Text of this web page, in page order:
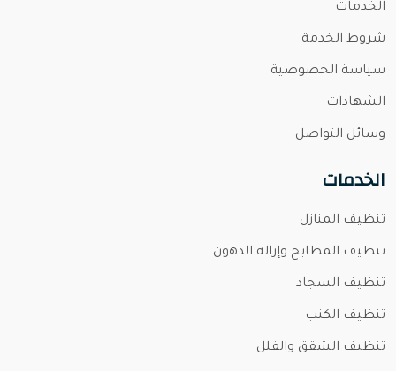
الخدمات
شروط الخدمة
سياسة الخصوصية
الشهادات
وسائل التواصل
الخدمات
تنظيف المنازل
تنظيف المطابخ وإزالة الدهون
تنظيف السجاد
تنظيف الكنب
تنظيف الشقق والفلل